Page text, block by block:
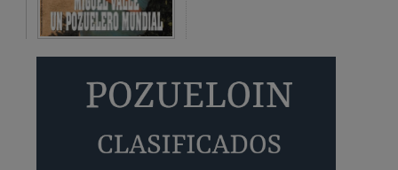
la limpieza …
Pozuelo de Alarcón
🔴 EXCLUSIVA | El comisario
de la …